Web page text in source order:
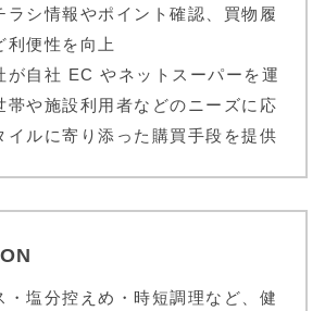
ラシ情報やポイント確認、買物履
利便性を向上
が自社 EC やネットスーパーを運
帯や施設利用者などのニーズに応
イルに寄り添った購買手段を提供
・塩分控えめ・時短調理など、健